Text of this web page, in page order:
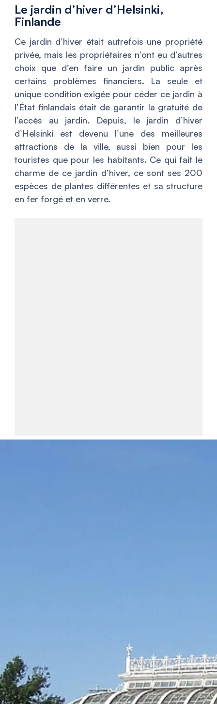
Le jardin d’hiver d’Helsinki,
Finlande
Ce jardin d’hiver était autrefois une propriété
privée, mais les propriétaires n’ont eu d’autres
choix que d’en faire un jardin public après
certains problèmes financiers. La seule et
unique condition exigée pour céder ce jardin à
l’État finlandais était de garantir la gratuité de
l’accès au jardin. Depuis, le jardin d’hiver
d’Helsinki est devenu l’une des meilleures
attractions de la ville, aussi bien pour les
touristes que pour les habitants. Ce qui fait le
charme de ce jardin d’hiver, ce sont ses 200
espèces de plantes différentes et sa structure
en fer forgé et en verre.